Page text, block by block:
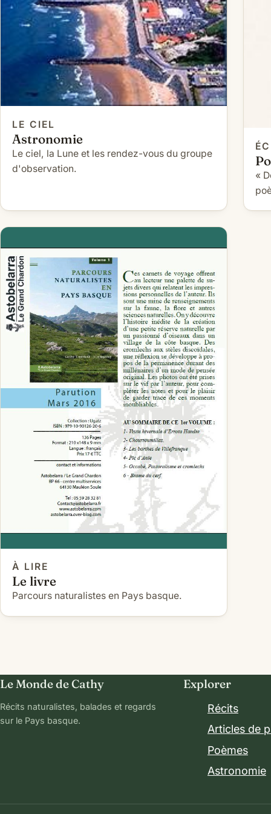
LE CIEL
Astronomie
Le ciel, la Lune et les rendez-vous du groupe
d'observation.
«
À LIRE
Le livre
Parcours naturalistes en Pays basque.
Le Monde de Cathy
Récits naturalistes, balades et regards
sur le Pays basque.
Explorer
Récits
Articles de
Poèmes
Astronomie